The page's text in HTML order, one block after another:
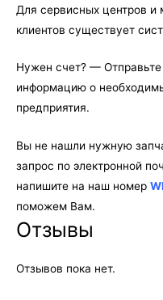
Для сервисных центров и
клиентов существует
Нужен счет? — Отправьте
информацию о
предприятия.
Вы не нашли нужную
запрос по электронной
напишите на наш номер
поможем Вам.
Отзывы
Отзывов пока нет.